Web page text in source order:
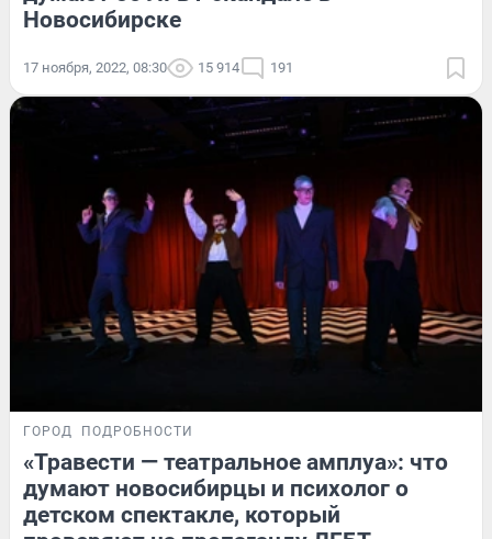
Новосибирске
17 ноября, 2022, 08:30 15 914 191
ГОРОД ПОДРОБНОСТИ
«Травести — театральное амплуа»: что
думают новосибирцы и психолог о
детском спектакле, который